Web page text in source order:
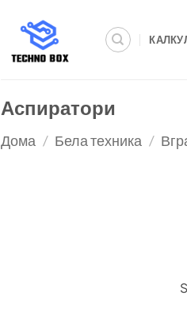
Аспиратори
Дома / Бела техника /